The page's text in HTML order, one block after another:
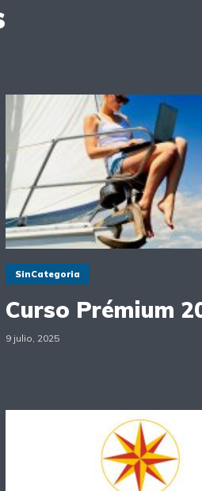
SinCategoria
Curso Prémium
9 julio, 2025